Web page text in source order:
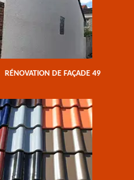
RÉNOVATION DE FAÇADE 49